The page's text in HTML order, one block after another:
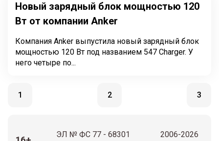
Новый зарядный блок мощностью 120
Вт от компании Anker
Компания Anker выпустила новый зарядный блок
мощностью 120 Вт под названием 547 Charger. У
него четыре по...
1 2 3
ЭЛ № ФС 77 - 68301
2006-2026